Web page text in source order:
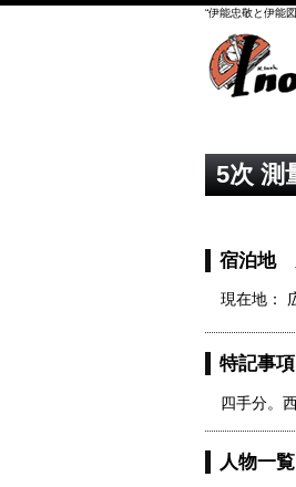
“伊能忠敬と伊能
5次 測
宿泊地
現在地：
特記事項
四手分。
人物一覧